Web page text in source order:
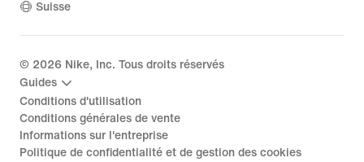
Suisse
© 2026 Nike, Inc. Tous droits réservés
Guides
Conditions d'utilisation
Conditions générales de vente
Informations sur l'entreprise
Politique de confidentialité et de gestion des cookies